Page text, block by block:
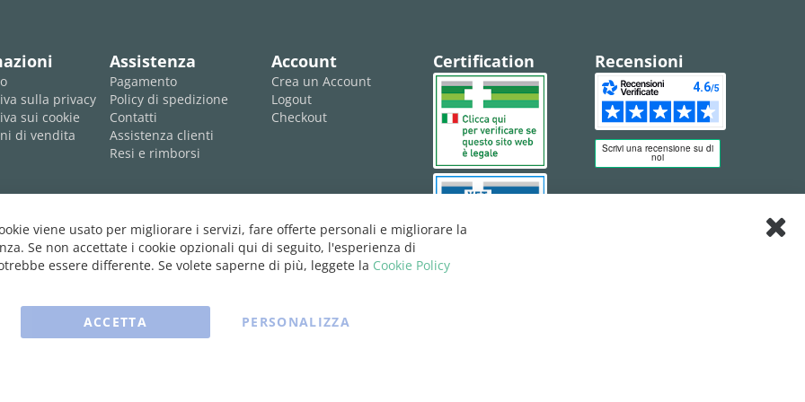
sulla privacy
sui cookie
di vendita
Assistenza
Pagamento
Policy di spedizione
Contatti
Assistenza clienti
Resi e rimborsi
Account
Crea un Account
Logout
Checkout
Certification Recensioni
viene usato per migliorare i servizi, fare offerte personali e migliorare la
Se non accettate i cookie opzionali qui di seguito, l'esperienza di
essere differente. Se volete saperne di più, leggete la Cookie Policy
ACCETTA PERSONALIZZA